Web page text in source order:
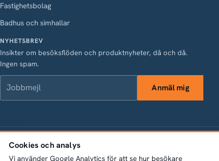
Fastighetsbolag
Badhus och simhallar
NYHETSBREV
Insikter om besöksflöden och produktnyheter, då och då.
Ingen spam.
Anmäl mig
LinkedIn Instagram Facebook X
Vasagatan 28, 111 20 Stockholm · Org.nr 556845-1198 ·
info@bumbeelabs.se
Cookies och analys
Vi använder Google Analytics för att se hur besökare